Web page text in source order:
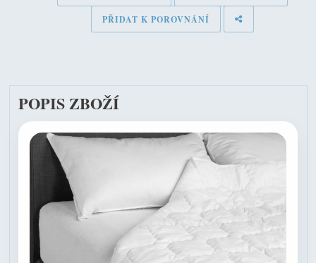
PŘIDAT K POROVNÁNÍ
POPIS ZBOŽÍ